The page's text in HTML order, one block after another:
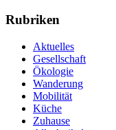
Rubriken
Aktuelles
Gesellschaft
Ökologie
Wanderung
Mobilität
Küche
Zuhause